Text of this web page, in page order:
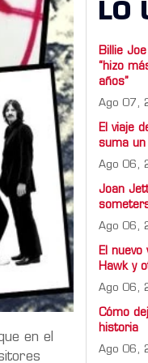
en el
LO
Billie
“hizo
años”
Ago 07,
El viaje
suma un
Ago 06,
Joan
Ago 06,
El
Hawk y
Ago 06,
Cómo
historia
Ago 06,